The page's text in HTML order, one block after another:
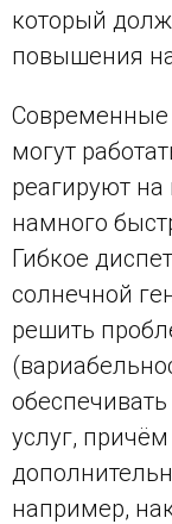
который
повышения
Современные
могут
реагируют на
намного
Гибкое
солнечной
решить
услуг,
например,